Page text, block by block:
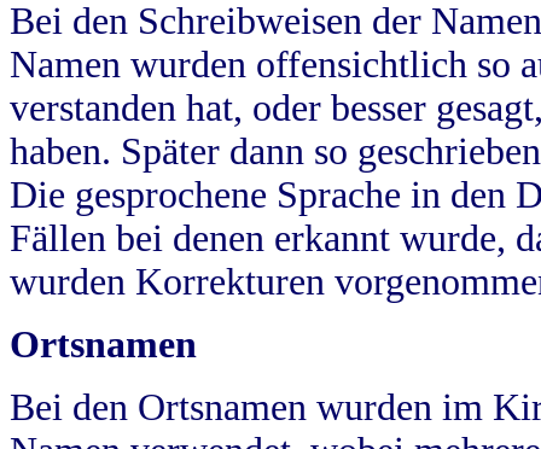
Bei den Schreibweisen der
Namen wurden offensichtlich so
verstanden hat, oder besser
haben. Später dann so
Die gesprochene Sprache in
Fällen bei denen erkannt wurde,
wurden Korrekturen
Ortsnamen
Bei den Ortsnamen wurden im